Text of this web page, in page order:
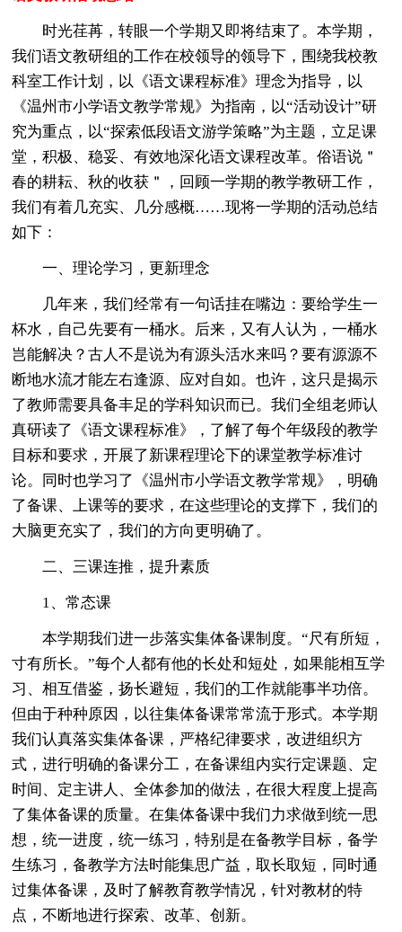
时光荏苒，转眼一个学期又即将结束了。本学期，
我们语文教研组的工作在校领导的领导下，围绕我校教
科室工作计划，以《语文课程标准》理念为指导，以
《温州市小学语文教学常规》为指南，以“活动设计”研
究为重点，以“探索低段语文游学策略”为主题，立足课
堂，积极、稳妥、有效地深化语文课程改革。俗语说＂
春的耕耘、秋的收获＂，回顾一学期的教学教研工作，
我们有着几充实、几分感概……现将一学期的活动总结
如下：
一、理论学习，更新理念
几年来，我们经常有一句话挂在嘴边：要给学生一
杯水，自己先要有一桶水。后来，又有人认为，一桶水
岂能解决？古人不是说为有源头活水来吗？要有源源不
断地水流才能左右逢源、应对自如。也许，这只是揭示
了教师需要具备丰足的学科知识而已。我们全组老师认
真研读了《语文课程标准》，了解了每个年级段的教学
目标和要求，开展了新课程理论下的课堂教学标准讨
论。同时也学习了《温州市小学语文教学常规》，明确
了备课、上课等的要求，在这些理论的支撑下，我们的
大脑更充实了，我们的方向更明确了。
二、三课连推，提升素质
1、常态课
本学期我们进一步落实集体备课制度。“尺有所短，
寸有所长。”每个人都有他的长处和短处，如果能相互学
习、相互借鉴，扬长避短，我们的工作就能事半功倍。
但由于种种原因，以往集体备课常常流于形式。本学期
我们认真落实集体备课，严格纪律要求，改进组织方
式，进行明确的备课分工，在备课组内实行定课题、定
时间、定主讲人、全体参加的做法，在很大程度上提高
了集体备课的质量。在集体备课中我们力求做到统一思
想，统一进度，统一练习，特别是在备教学目标，备学
生练习，备教学方法时能集思广益，取长取短，同时通
过集体备课，及时了解教育教学情况，针对教材的特
点，不断地进行探索、改革、创新。